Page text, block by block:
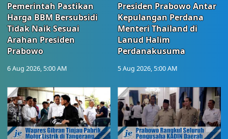
Pemerintah Pastikan
Harga BBM Bersubsidi
Tidak Naik Sesuai
Arahan Presiden
Prabowo
6 Aug 2026, 5:00 AM
Presiden Prabowo Antar
Kepulangan Perdana
Menteri Thailand di
Lanud Halim
Perdanakusuma
5 Aug 2026, 5:00 AM